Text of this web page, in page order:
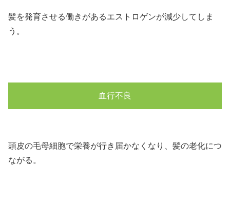
髪を発育させる働きがあるエストロゲンが減少してしま
う。
血行不良
頭皮の毛母細胞で栄養が行き届かなくなり、髪の老化につ
ながる。